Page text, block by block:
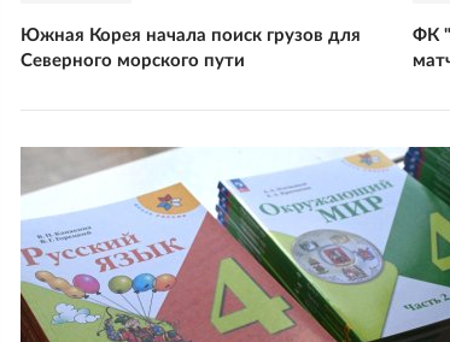
Южная Корея начала поиск грузов для
Северного морского пути
ФК